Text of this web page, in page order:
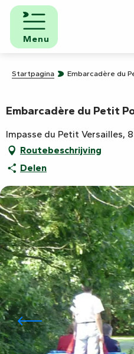
Aller
contenu
principal
Menu
Startpagina Embarcadère du
Embarcadère du Petit
Impasse du Petit Versailles,
Routebeschrijving
Delen